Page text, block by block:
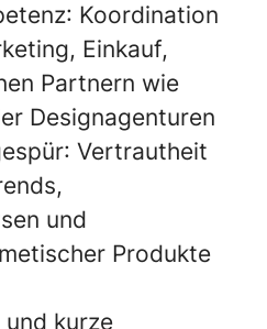
: Koordination
Einkauf,
Partnern wie
Designagenturen
: Vertrautheit
und
Produkte
und kurze